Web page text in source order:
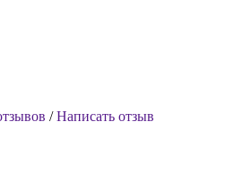
/Написать отзыв